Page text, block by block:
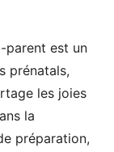
parent est un
prénatals,
les joies
la
préparation,